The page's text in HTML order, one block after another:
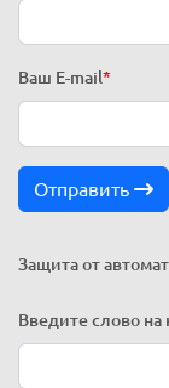
Ваш E-mail*
Отправить
Защита от
Введите слово на